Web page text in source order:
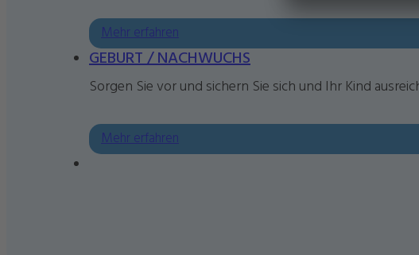
Mehr erfahren
GEBURT / NACHWUCHS
Sorgen Sie vor und sichern Sie sich und Ihr Kind
Mehr erfahren